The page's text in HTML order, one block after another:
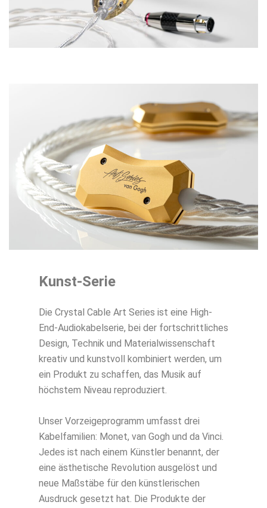
Kunst-Serie
Die Crystal Cable Art Series ist eine High-
End-Audiokabelserie, bei der fortschrittliches
Design, Technik und Materialwissenschaft
kreativ und kunstvoll kombiniert werden, um
ein Produkt zu schaffen, das Musik auf
höchstem Niveau reproduziert.
Unser Vorzeigeprogramm umfasst drei
Kabelfamilien: Monet, van Gogh und da Vinci.
Jedes ist nach einem Künstler benannt, der
eine ästhetische Revolution ausgelöst und
neue Maßstäbe für den künstlerischen
Ausdruck gesetzt hat. Die Produkte der